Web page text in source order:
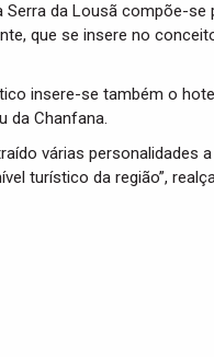
Serra da Lousã compõe-
que se insere no
insere-se também o
da Chanfana.
várias personalidades
turístico da região”,